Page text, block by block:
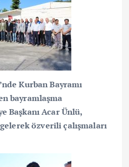
Kurban Bayramı
bayramlaşma
Başkanı Acar Ünlü,
özverili çalışmaları